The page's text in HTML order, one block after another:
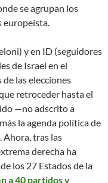
se agrupan los
europeísta.
y en ID (seguidores
de Israel en el
las elecciones
retroceder hasta el
—no adscrito a
la agenda política de
Ahora, tras las
derecha ha
los 27 Estados de la
a 40 partidos y